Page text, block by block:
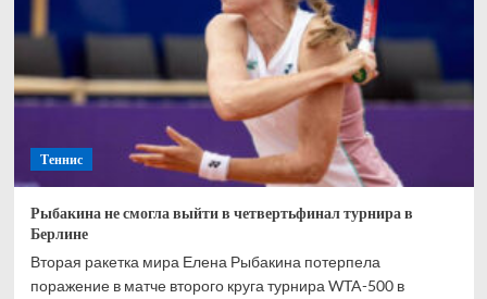
Теннис
Рыбакина не смогла выйти в четвертьфинал турнира в
Берлине
Вторая ракетка мира Елена Рыбакина потерпела
поражение в матче второго круга турнира WTA-500 в